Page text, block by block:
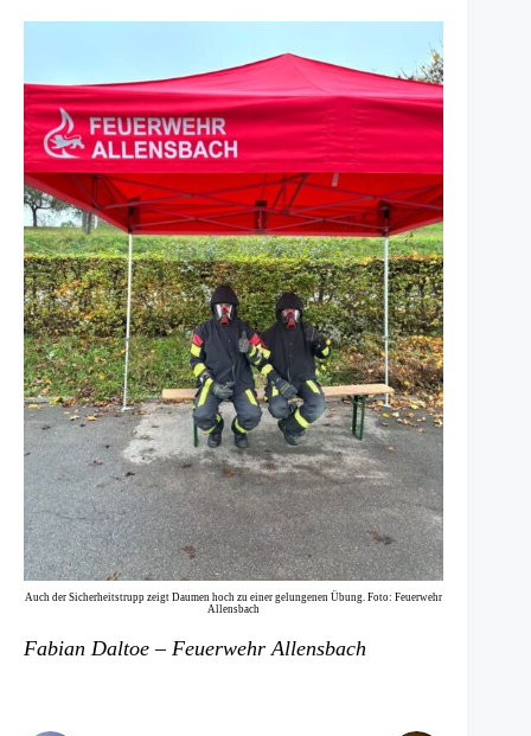
Auch der Sicherheitstrupp zeigt Daumen hoch zu einer gelungenen Übung. Foto: Feuerwehr
Allensbach
Fabian Daltoe – Feuerwehr Allensbach